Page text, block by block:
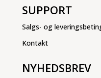
SUPPORT
Salgs- og
Kontakt
NYHEDSBREV